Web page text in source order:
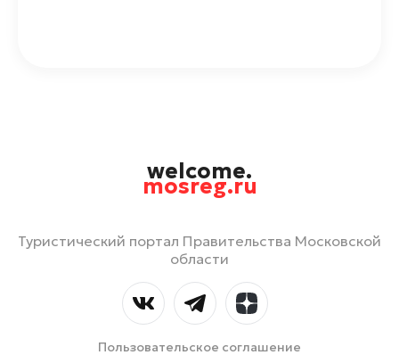
welcome.
mosreg.ru
Туристический портал Правительства Московской
области
Пользовательское соглашение